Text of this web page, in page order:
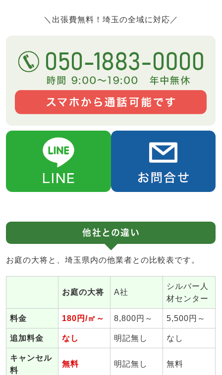
＼出張費無料！埼玉の全域に対応／
他社との違い
お庭の大将と、埼玉県内の他業者との比較表です。
お庭の大将 A社
シルバー人
材センター
料金 180円/㎡～ 8,800円～ 5,500円～
追加料金 なし 明記無し なし
キャンセル
料
無料 明記無し 無料